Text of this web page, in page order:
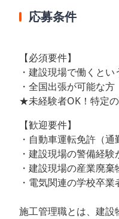
応募条件
【必須要件】
・建設現場で働くと
・全国出張が可能な方
★未経験者OK！特定の
【歓迎要件】
・自動車運転免許（通
・建設現場の警備経験
・建設現場の産業廃
・電気関連の学校卒
施工管理職とは、建設